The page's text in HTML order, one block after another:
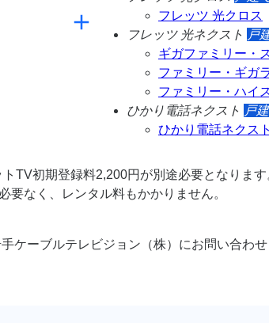
フレッツ 光クロス
フレッツ 光ネクスト
戸
ギガファミリー・
ファミリー・ギガ
ファミリー・ハイ
ひかり電話ネクスト
戸
ひかり電話ネクスト
TV初期登録料2,200円が別途必要となります
要なく、レンタル料もかかりません。
ケーブルテレビジョン（株）にお問い合わせ